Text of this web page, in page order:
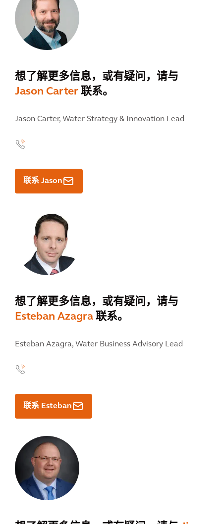
想了解更多信息，或有疑问，请与
Jason Carter 联系。
Jason Carter, Water Strategy & Innovation Lead
联系 Jason
想了解更多信息，或有疑问，请与
Esteban Azagra 联系。
Esteban Azagra, Water Business Advisory Lead
联系 Esteban